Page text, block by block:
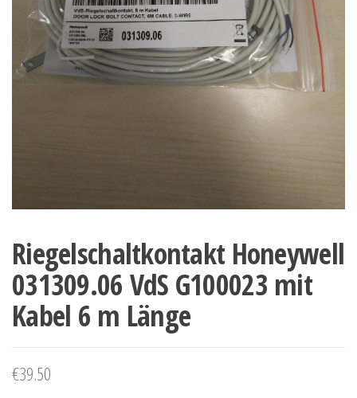
Riegelschaltkontakt Honeywell
031309.06 VdS G100023 mit
Kabel 6 m Länge
€39.50